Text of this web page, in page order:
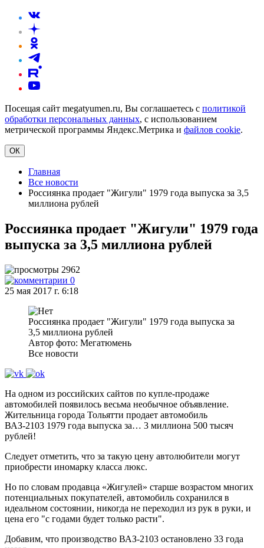
Посещая сайт megatyumen.ru, Вы соглашаетесь с политикой
обработки персональных данных, с использованием
метрической программы Яндекс.Метрика и файлов cookie.
ОК
Главная
Все новости
Россиянка продает "Жигули" 1979 года выпуска за 3,5
миллиона рублей
Россиянка продает "Жигули" 1979 года
выпуска за 3,5 миллиона рублей
2962
0
25 мая 2017 г. 6:18
Россиянка продает "Жигули" 1979 года выпуска за
3,5 миллиона рублей
Автор фото: Мегатюмень
Все новости
На одном из российских сайтов по купле-продаже
автомобилей появилось весьма необычное объявление.
Жительница города Тольятти продает автомобиль
ВАЗ-2103 1979 года выпуска за… 3 миллиона 500 тысяч
рублей!
Следует отметить, что за такую цену автолюбители могут
приобрести иномарку класса люкс.
Но по словам продавца «Жигулей» старше возрастом многих
потенциальных покупателей, автомобиль сохранился в
идеальном состоянии, никогда не переходил из рук в руки, и
цена его "с годами будет только расти".
Добавим, что производство ВАЗ-2103 остановлено 33 года